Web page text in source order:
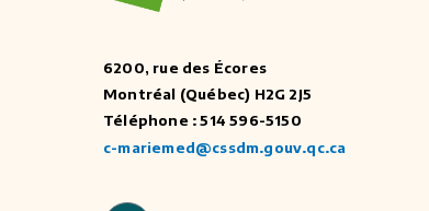
6200, rue des Écores
Montréal (Québec) H2G 2J5
Téléphone : 514 596-5150
c-mariemed@cssdm.gouv.qc.ca